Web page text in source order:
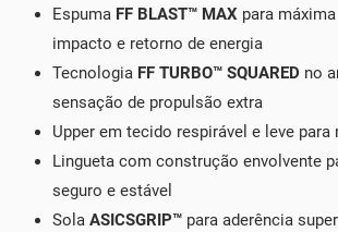
Espuma FF BLAST™ MAX para
impacto e retorno de energia
Tecnologia FF TURBO™ SQUARED no
sensação de propulsão extra
Upper em tecido respirável e leve
Lingueta com construção envolvente
seguro e estável
Sola ASICSGRIP™ para aderência